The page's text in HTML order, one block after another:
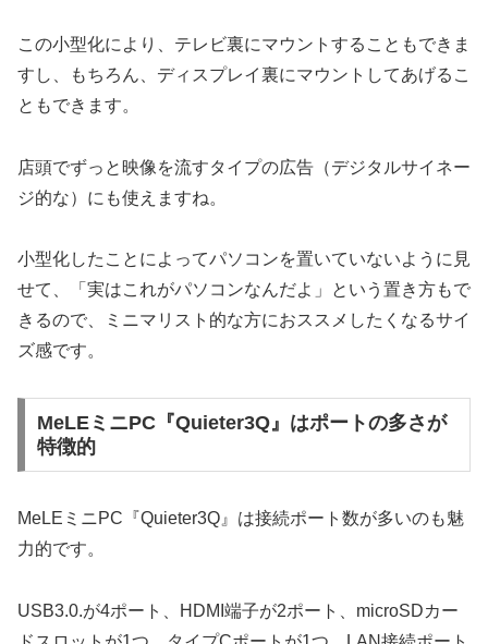
この小型化により、テレビ裏にマウントすることもできま
すし、もちろん、ディスプレイ裏にマウントしてあげるこ
ともできます。
店頭でずっと映像を流すタイプの広告（デジタルサイネー
ジ的な）にも使えますね。
小型化したことによってパソコンを置いていないように見
せて、「実はこれがパソコンなんだよ」という置き方もで
きるので、ミニマリスト的な方におススメしたくなるサイ
ズ感です。
MeLEミニPC『Quieter3Q』はポートの多さが
特徴的
MeLEミニPC『Quieter3Q』は接続ポート数が多いのも魅
力的です。
USB3.0.が4ポート、HDMI端子が2ポート、microSDカー